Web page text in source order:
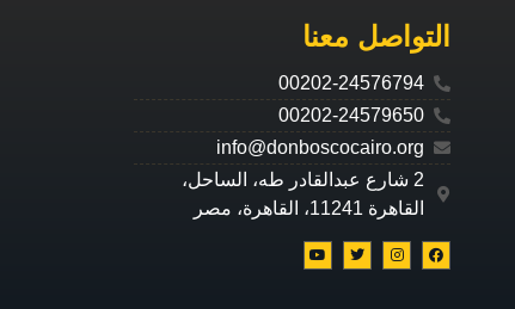
التواصل معنا
00202-24576794
00202-24579650
info@donboscocairo.org
2 شارع عبدالقادر طه، الساحل،
القاهرة 11241، القاهرة، مصر